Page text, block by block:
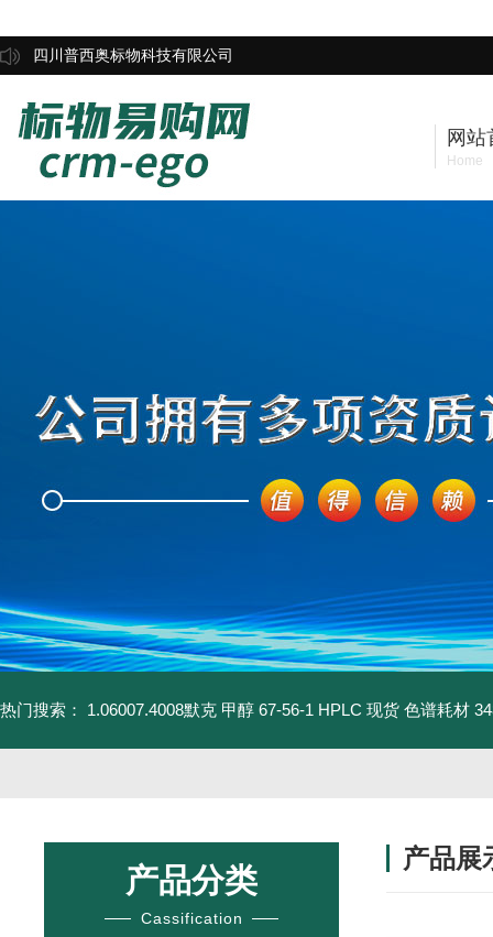
四川普西奥标物科技有限公司
网站
Home
热门搜索： 1.06007.4008默克 甲醇 67-56-1 HPLC 现货 色谱耗材
产品分类
Cassification
产品展